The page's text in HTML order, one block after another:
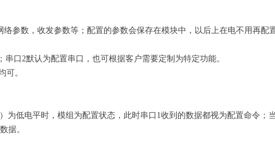
参数，收发参数等；配置的参数会保存在模块中，以后上在电不用再配
口2默认为配置串口，也可根据客户需要定制为特定功能。
可。
为低电平时，模组为配置状态，此时串口1收到的数据都视为配置命令；
据。